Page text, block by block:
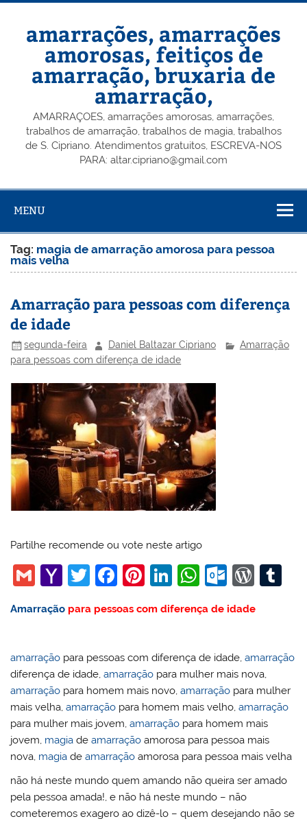
Skip
amarrações, amarrações
amorosas, feitiços de
amarração, bruxaria de
amarração,
AMARRAÇOES, amarrações amorosas, amarrações,
trabalhos de amarração, trabalhos de magia, trabalhos
de S. Cipriano. Atendimentos gratuitos, ESCREVA-NOS
PARA: altar.cipriano@gmail.com
MENU
Tag: magia de amarração amorosa para pessoa
mais velha
Amarração para pessoas com diferença
de idade
segunda-feira Daniel Baltazar Cipriano
Amarração
para pessoas com diferença de idade
Partilhe recomende ou vote neste artigo
G
ai
Y
h
o
M
ai
l
T
itt
F
c
b
o
o
k
Pi
er
st
Li
k
dI
n
W
at
A
p
p
O
lo
k.
c
o
m
W
d
e
ss
r
Amarração para pessoas com diferença de idade
amarração para pessoas com diferença de idade,amarração
diferença de idade,amarração para mulher mais nova,
amarração para homem mais novo,amarração para mulher
mais velha,amarração para homem mais velho,amarração
para mulher mais jovem,amarração para homem mais
jovem, magia deamarração amorosa para pessoa mais
nova, magia deamarração amorosa para pessoa mais velha
não há neste mundo quem amando não queira ser amado
pela pessoa amada!, e não há neste mundo – não
cometeremos exagero ao dizê-lo – quem desejando não se